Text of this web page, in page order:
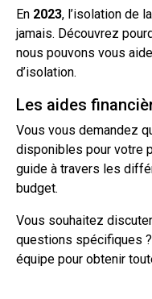
En 2023, l’isolation de la
jamais. Découvrez
nous pouvons vous
d’isolation.
Les aides
Vous vous demandez
disponibles pour votre
guide à travers les
budget.
Vous souhaitez
questions spécifiques
équipe pour obtenir